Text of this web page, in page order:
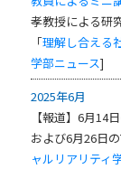
孝教授による研
「理解し合える
学部ニュース]
2025年6月
【報道】6月14
および6月26日
ャルリアリティ